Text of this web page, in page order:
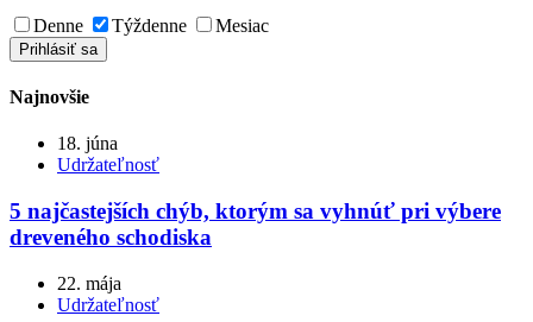
Denne Týždenne Mesiac
Najnovšie
18. júna
Udržateľnosť
5 najčastejších chýb, ktorým sa vyhnúť pri výbere
dreveného schodiska
22. mája
Udržateľnosť